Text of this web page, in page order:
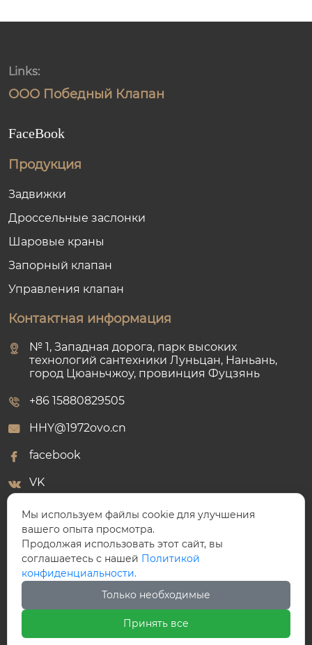
Links:
ООО Победный Клапан
FaceBook
Продукция
Задвижки
Дроссельные заслонки
Шаровые краны
Запорный клапан
Управления клапан
Контактная информация
№ 1, Западная дорога, парк высоких
технологий сантехники Луньцан, Наньань,
город Цюаньчжоу, провинция Фуцзянь
+86 15880829505
HHY@1972ovo.cn
facebook
VK
WhatsApp
ООО Победный Клапан
Мы используем файлы cookie для улучшения
вашего опыта просмотра.
Продолжая использовать этот сайт, вы
соглашаетесь с нашей Политикой
конфиденциальности.
Только необходимые
Принять все